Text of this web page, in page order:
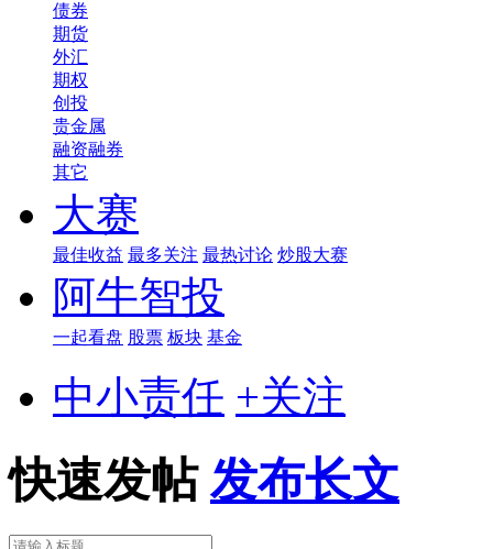
债券
期货
外汇
期权
创投
贵金属
融资融券
其它
大赛
最佳收益 最多关注 最热讨论 炒股大赛
阿牛智投
一起看盘 股票 板块 基金
中小责任 +关注
快速发帖 发布长文